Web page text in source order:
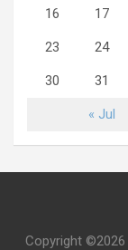
« Jul
16 17
23 24
30 31
Copyright ©2026